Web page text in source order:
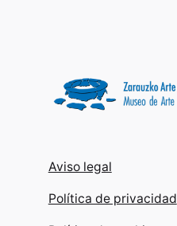
Aviso legal
Política de privacidad